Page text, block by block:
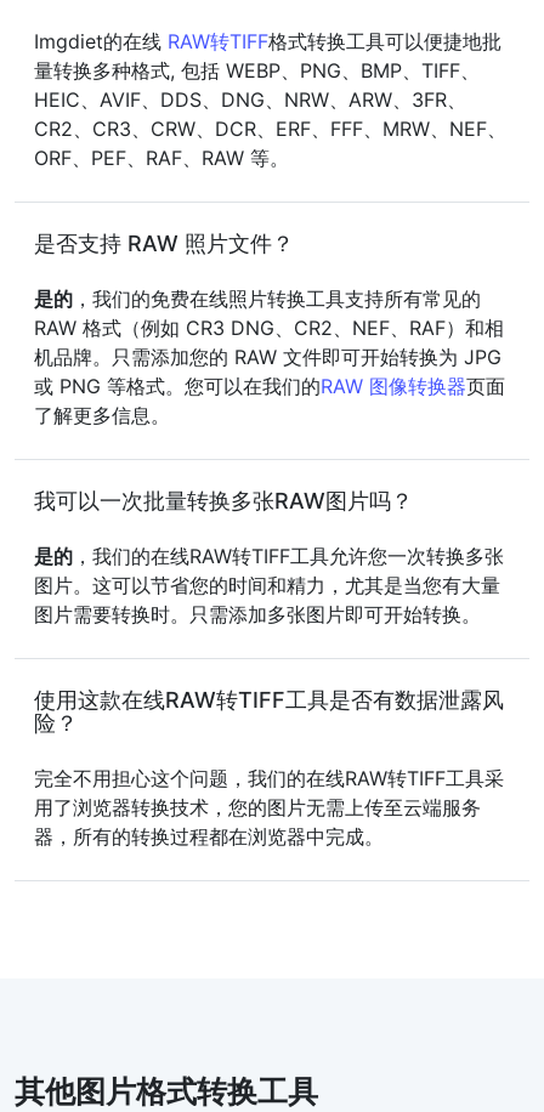
Imgdiet的在线 RAW转TIFF格式转换工具可以便捷地批
量转换多种格式, 包括 WEBP、PNG、BMP、TIFF、
HEIC、AVIF、DDS、DNG、NRW、ARW、3FR、
CR2、CR3、CRW、DCR、ERF、FFF、MRW、NEF、
ORF、PEF、RAF、RAW 等。
是否支持 RAW 照片文件？
是的 ，我们的免费在线照片转换工具支持所有常见的
RAW 格式（例如 CR3 DNG、CR2、NEF、RAF）和相
机品牌。只需添加您的 RAW 文件即可开始转换为 JPG
或 PNG 等格式。您可以在我们的RAW 图像转换器页面
了解更多信息。
我可以一次批量转换多张RAW图片吗？
是的 ，我们的在线RAW转TIFF工具允许您一次转换多张
图片。这可以节省您的时间和精力，尤其是当您有大量
图片需要转换时。只需添加多张图片即可开始转换。
使用这款在线RAW转TIFF工具是否有数据泄露风
险？
完全不用担心这个问题，我们的在线RAW转TIFF工具采
用了浏览器转换技术，您的图片无需上传至云端服务
器，所有的转换过程都在浏览器中完成。
其他图片格式转换工具